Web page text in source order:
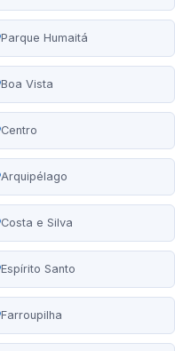
Parque Humaitá
Boa Vista
Centro
Arquipélago
Costa e Silva
Espírito Santo
Farroupilha